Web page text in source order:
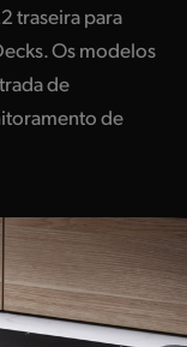
traseira para
Os modelos
de
de